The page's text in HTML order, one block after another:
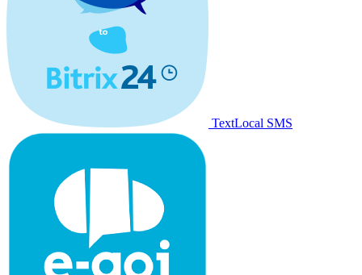
TextLocal SMS